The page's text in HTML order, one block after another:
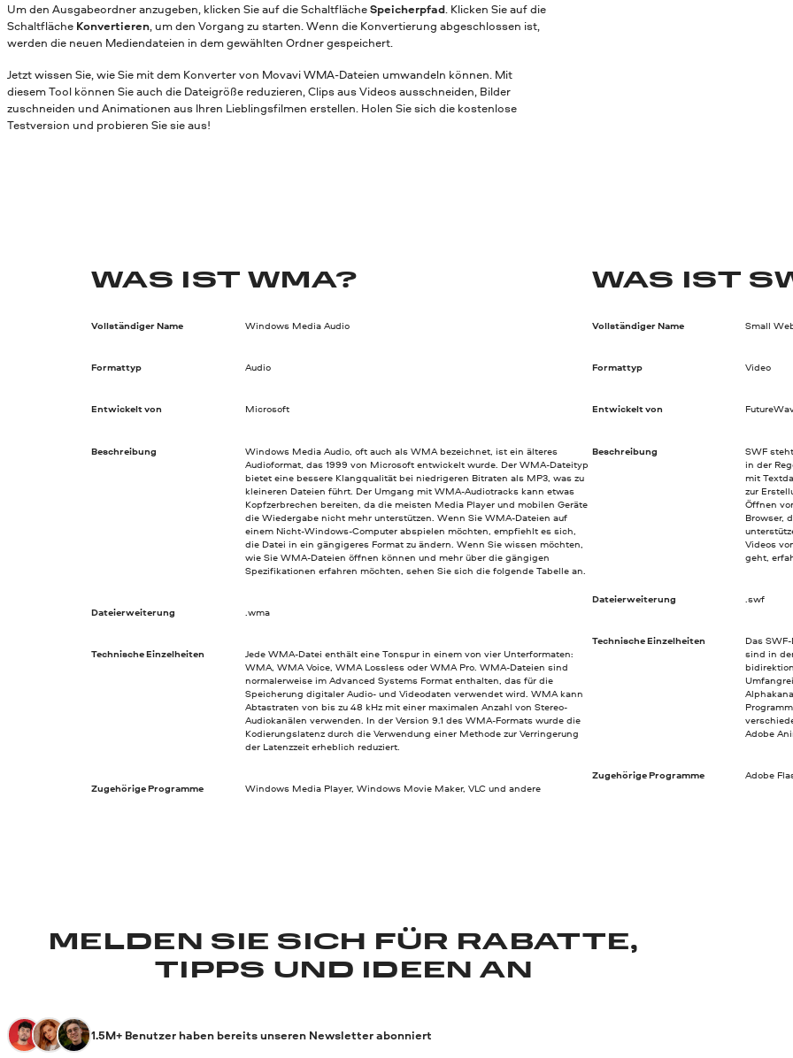
Um den Ausgabeordner anzugeben, klicken Sie auf die SchaltflächeSpeicherpfad. Klicken Sie auf die
Schaltfläche Konvertieren, um den Vorgang zu starten. Wenn die Konvertierung abgeschlossen ist,
werden die neuen Mediendateien in dem gewählten Ordner gespeichert.
Jetzt wissen Sie, wie Sie mit dem Konverter von Movavi WMA-Dateien umwandeln können. Mit
diesem Tool können Sie auch die Dateigröße reduzieren, Clips aus Videos ausschneiden, Bilder
zuschneiden und Animationen aus Ihren Lieblingsfilmen erstellen. Holen Sie sich die kostenlose
Testversion und probieren Sie sie aus!
WAS IST WMA?
Vollständiger Name Windows Media Audio
Formattyp Audio
Entwickelt von Microsoft
Beschreibung
Windows Media Audio, oft auch als WMA bezeichnet, ist ein älteres
Audioformat, das 1999 von Microsoft entwickelt wurde. Der WMA-Dateityp
bietet eine bessere Klangqualität bei niedrigeren Bitraten als MP3, was zu
kleineren Dateien führt. Der Umgang mit WMA-Audiotracks kann etwas
Kopfzerbrechen bereiten, da die meisten Media Player und mobilen Geräte
die Wiedergabe nicht mehr unterstützen. Wenn Sie WMA-Dateien auf
einem Nicht-Windows-Computer abspielen möchten, empfiehlt es sich,
die Datei in ein gängigeres Format zu ändern. Wenn Sie wissen möchten,
wie Sie WMA-Dateien öffnen können und mehr über die gängigen
Spezifikationen erfahren möchten, sehen Sie sich die folgende Tabelle an.
Dateierweiterung .wma
Technische Einzelheiten
Jede WMA-Datei enthält eine Tonspur in einem von vier Unterformaten:
WMA, WMA Voice, WMA Lossless oder WMA Pro. WMA-Dateien sind
normalerweise im Advanced Systems Format enthalten, das für die
Speicherung digitaler Audio- und Videodaten verwendet wird. WMA kann
Abtastraten von bis zu 48 kHz mit einer maximalen Anzahl von Stereo-
Audiokanälen verwenden. In der Version 9.1 des WMA-Formats wurde die
Kodierungslatenz durch die Verwendung einer Methode zur Verringerung
der Latenzzeit erheblich reduziert.
Zugehörige Programme Windows Media Player, Windows Movie Maker, VLC und andere
WAS IST
Vollständiger Name Small
Formattyp Video
Entwickelt von
Beschreibung
SWF
in der
mit
zur
Öffnen
Browser,
Videos
geht,
Dateierweiterung .swf
Technische Einzelheiten
Das
sind in
Adobe
Zugehörige Programme Adobe
MELDEN SIE SICH FÜR RABATTE,
TIPPS UND IDEEN AN
1.5M+ Benutzer haben bereits unseren Newsletter abonniert